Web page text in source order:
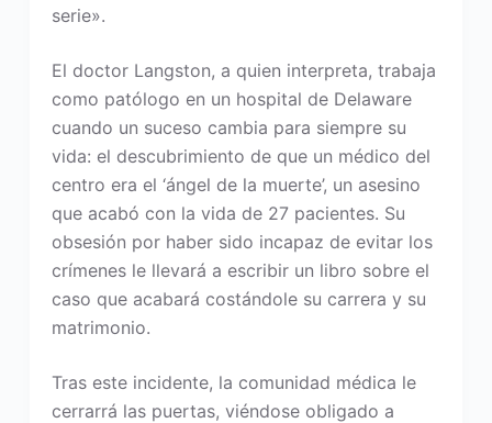
serie».
El doctor Langston, a quien interpreta, trabaja
como patólogo en un hospital de Delaware
cuando un suceso cambia para siempre su
vida: el descubrimiento de que un médico del
centro era el ‘ángel de la muerte’, un asesino
que acabó con la vida de 27 pacientes. Su
obsesión por haber sido incapaz de evitar los
crímenes le llevará a escribir un libro sobre el
caso que acabará costándole su carrera y su
matrimonio.
Tras este incidente, la comunidad médica le
cerrarrá las puertas, viéndose obligado a